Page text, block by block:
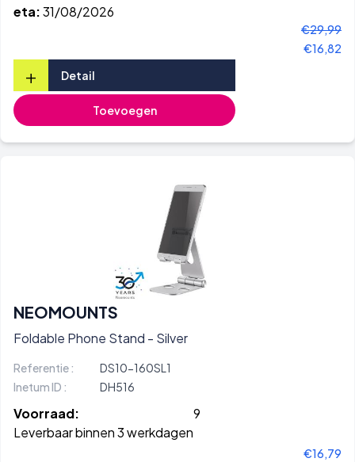
eta:31/08/2026
€29,99
€16,82
+ Detail
Toevoegen
NEOMOUNTS
Foldable Phone Stand - Silver
Referentie :
DS10-160SL1
Inetum ID :
DH516
Voorraad:
9
Leverbaar binnen 3 werkdagen
€16,79